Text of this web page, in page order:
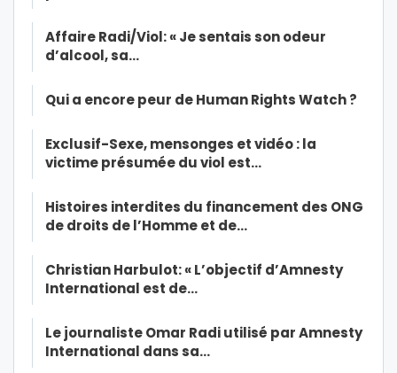
Affaire Radi/Viol: « Je sentais son odeur
d’alcool, sa…
Qui a encore peur de Human Rights Watch ?
Exclusif-Sexe, mensonges et vidéo : la
victime présumée du viol est…
Histoires interdites du financement des ONG
de droits de l’Homme et de…
Christian Harbulot: « L’objectif d’Amnesty
International est de…
Le journaliste Omar Radi utilisé par Amnesty
International dans sa…